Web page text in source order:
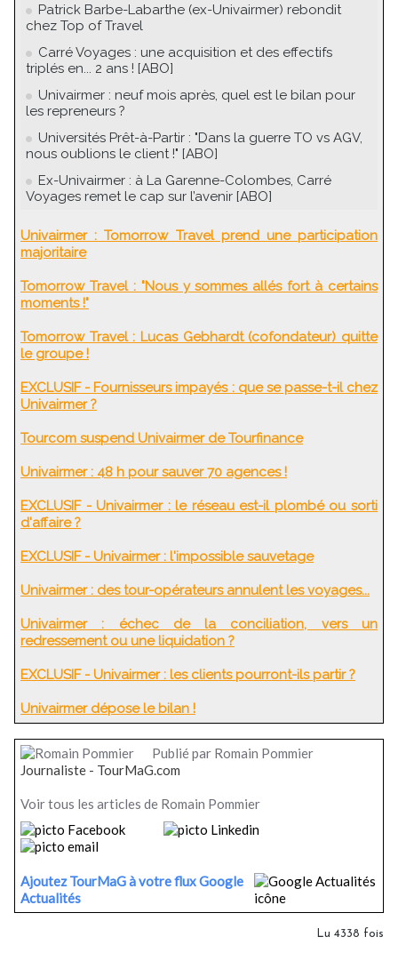
Patrick Barbe-Labarthe (ex-Univairmer) rebondit
chez Top of Travel
Carré Voyages : une acquisition et des effectifs
triplés en... 2 ans ! [ABO]
Univairmer : neuf mois après, quel est le bilan pour
les repreneurs ?
Universités Prêt-à-Partir : "Dans la guerre TO vs AGV,
nous oublions le client !" [ABO]
Ex-Univairmer : à La Garenne-Colombes, Carré
Voyages remet le cap sur l’avenir [ABO]
Univairmer : Tomorrow Travel prend une participation
majoritaire
Tomorrow Travel : "Nous y sommes allés fort à certains
moments !"
Tomorrow Travel : Lucas Gebhardt (cofondateur) quitte
le groupe !
EXCLUSIF - Fournisseurs impayés : que se passe-t-il chez
Univairmer ?
Tourcom suspend Univairmer de Tourfinance
Univairmer : 48 h pour sauver 70 agences !
EXCLUSIF - Univairmer : le réseau est-il plombé ou sorti
d'affaire ?
EXCLUSIF - Univairmer : l'impossible sauvetage
Univairmer : des tour-opérateurs annulent les voyages...
Univairmer : échec de la conciliation, vers un
redressement ou une liquidation ?
EXCLUSIF - Univairmer : les clients pourront-ils partir ?
Univairmer dépose le bilan !
Publié par Romain Pommier
Journaliste - TourMaG.com
Voir tous les articles de Romain Pommier
Ajoutez TourMaG à votre flux Google
Actualités
Lu 4338 fois